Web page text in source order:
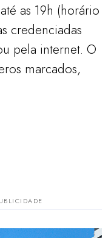
as 19h (horário
credenciadas
pela internet. O
marcados,